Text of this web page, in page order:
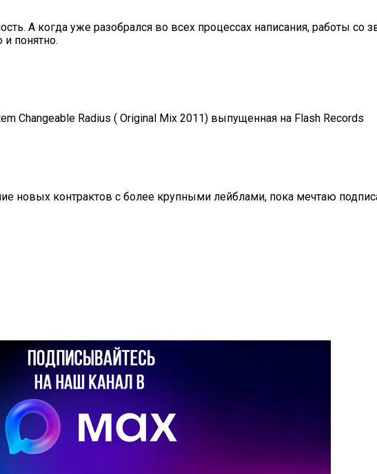
А когда уже разобрался во всех процессах написания, работы со
и понятно.
Changeable Radius ( Original Mix 2011) выпущенная на Flash Records
новых контрактов с более крупными лейблами, пока мечтаю